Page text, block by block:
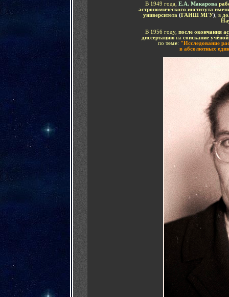
В 1949 года, Е.А. Макарова
астрономического института
университета (ГАИШ МГУ), в
В 1956 году, после окончания
диссертацию на соискание
по теме: "Исследование
в абсолютных